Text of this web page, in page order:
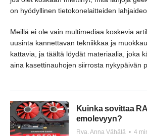
on hyödyllinen tietokonelaitteiden
Meillä ei ole vain multimediaa koskevia
uusinta kannettavan tekniikkaa ja
kattavia, ja täältä löydät materiaalia, joka
aina kasettinauhojen siirrosta nykypäivän
Kuinka sovittaa
emolevyyn?
Rva. Anna Vähälä • 4